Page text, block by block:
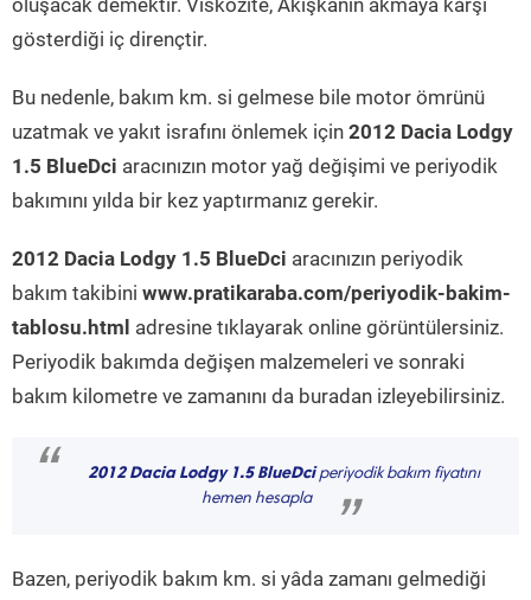
oluşacak demektir. Viskozite, Akışkanın akmaya karşı
gösterdiği iç dirençtir.
Bu nedenle, bakım km. si gelmese bile motor ömrünü
uzatmak ve yakıt israfını önlemek için 2012 Dacia Lodgy
1.5 BlueDci aracınızın motor yağ değişimi ve periyodik
bakımını yılda bir kez yaptırmanız gerekir.
2012 Dacia Lodgy 1.5 BlueDci aracınızın periyodik
bakım takibini www.pratikaraba.com/periyodik-bakim-
tablosu.html adresine tıklayarak online görüntülersiniz.
Periyodik bakımda değişen malzemeleri ve sonraki
bakım kilometre ve zamanını da buradan izleyebilirsiniz.
“ 2012 Dacia Lodgy 1.5 BlueDciperiyodik bakım fiyatını
hemen hesapla
”
Bazen, periyodik bakım km. si yâda zamanı gelmediği